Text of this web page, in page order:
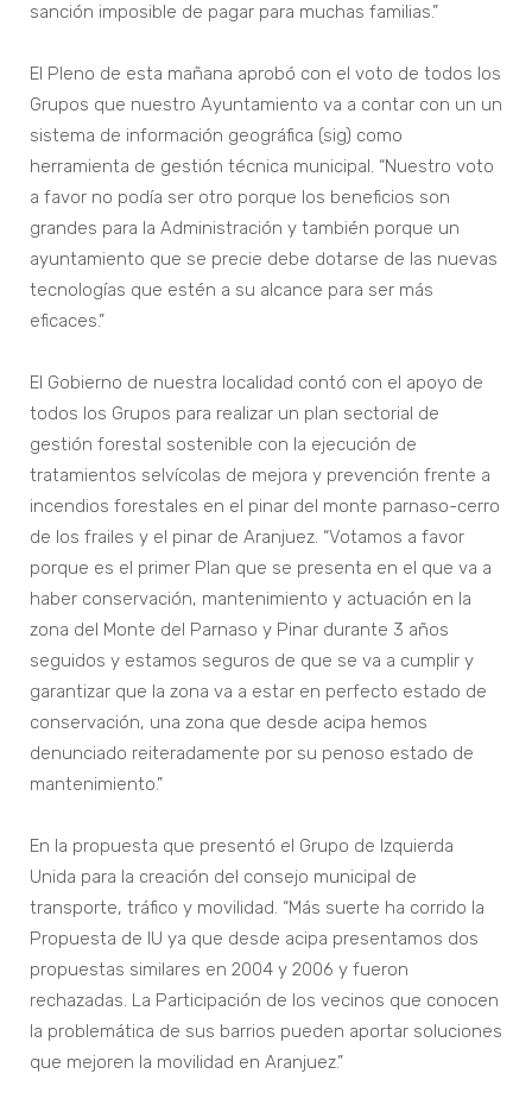
sanción imposible de pagar para muchas familias.”
El Pleno de esta mañana aprobó con el voto de todos los
Grupos que nuestro Ayuntamiento va a contar con un un
sistema de información geográfica (sig) como
herramienta de gestión técnica municipal. “Nuestro voto
a favor no podía ser otro porque los beneficios son
grandes para la Administración y también porque un
ayuntamiento que se precie debe dotarse de las nuevas
tecnologías que estén a su alcance para ser más
eficaces.”
El Gobierno de nuestra localidad contó con el apoyo de
todos los Grupos para realizar un plan sectorial de
gestión forestal sostenible con la ejecución de
tratamientos selvícolas de mejora y prevención frente a
incendios forestales en el pinar del monte parnaso-cerro
de los frailes y el pinar de Aranjuez. “Votamos a favor
porque es el primer Plan que se presenta en el que va a
haber conservación, mantenimiento y actuación en la
zona del Monte del Parnaso y Pinar durante 3 años
seguidos y estamos seguros de que se va a cumplir y
garantizar que la zona va a estar en perfecto estado de
conservación, una zona que desde acipa hemos
denunciado reiteradamente por su penoso estado de
mantenimiento.”
En la propuesta que presentó el Grupo de Izquierda
Unida para la creación del consejo municipal de
transporte, tráfico y movilidad. “Más suerte ha corrido la
Propuesta de IU ya que desde acipa presentamos dos
propuestas similares en 2004 y 2006 y fueron
rechazadas. La Participación de los vecinos que conocen
la problemática de sus barrios pueden aportar soluciones
que mejoren la movilidad en Aranjuez.”